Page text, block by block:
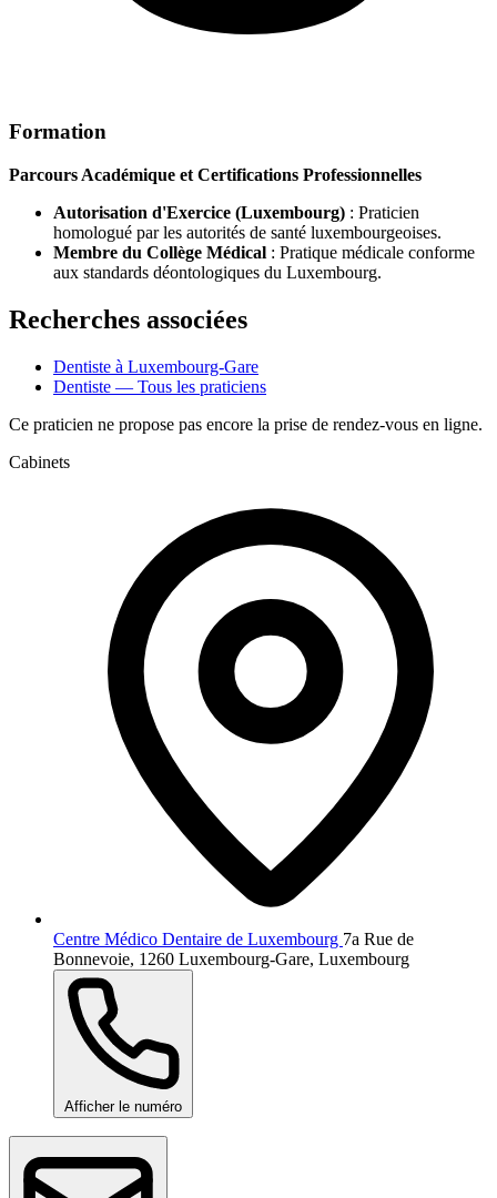
Formation
Parcours Académique et Certifications Professionnelles
Autorisation d'Exercice (Luxembourg) : Praticien
homologué par les autorités de santé luxembourgeoises.
Membre du Collège Médical : Pratique médicale conforme
aux standards déontologiques du Luxembourg.
Recherches associées
Dentiste à Luxembourg-Gare
Dentiste — Tous les praticiens
Ce praticien ne propose pas encore la prise de rendez-vous en ligne.
Cabinets
Centre Médico Dentaire de Luxembourg 7a Rue de
Bonnevoie, 1260 Luxembourg-Gare, Luxembourg
Afficher le numéro